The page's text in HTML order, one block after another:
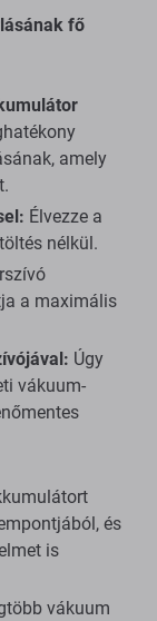
fő
amely
Élvezze a
nélkül.
a maximális
Úgy
vákuum-
és
is
vákuum